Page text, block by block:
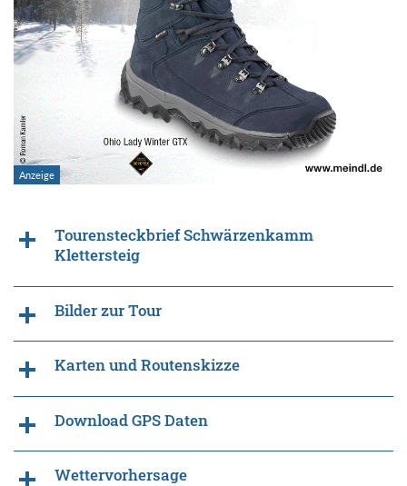
Tourensteckbrief Schwärzenkamm
Klettersteig
Bilder zur Tour
Karten und Routenskizze
Download GPS Daten
Wettervorhersage